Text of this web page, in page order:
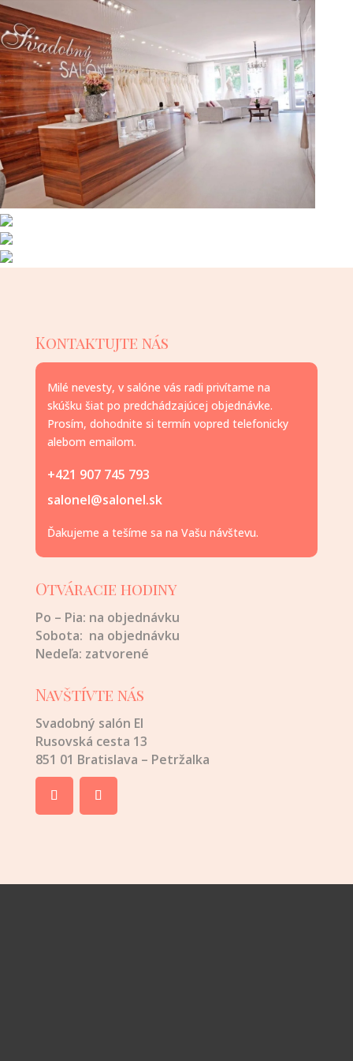
Kontaktujte nás
Milé nevesty, v salóne vás radi privítame na
skúšku šiat po predchádzajúcej objednávke.
Prosím, dohodnite si termín vopred telefonicky
alebom emailom.
+421 907 745 793
salonel@salonel.sk
Ďakujeme a tešíme sa na Vašu návštevu.
Otváracie hodiny
Po – Pia: na objednávku
Sobota: na objednávku
Nedeľa: zatvorené
Navštívte nás
Svadobný salón El
Rusovská cesta 13
851 01 Bratislava – Petržalka